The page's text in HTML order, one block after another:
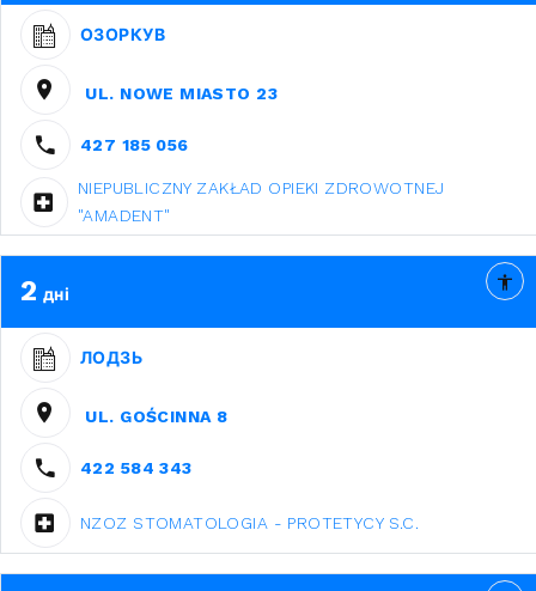
ОЗОРКУВ
UL. NOWE MIASTO 23
427 185 056
NIEPUBLICZNY ZAKŁAD OPIEKI ZDROWOTNEJ
"AMADENT"
2 дні
ЛОДЗЬ
UL. GOŚCINNA 8
422 584 343
NZOZ STOMATOLOGIA - PROTETYCY S.C.